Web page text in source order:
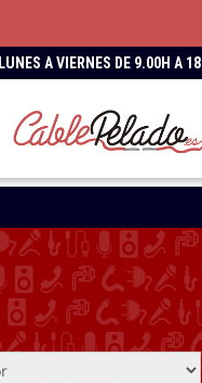
LUNES A VIERNES DE 9.00H A